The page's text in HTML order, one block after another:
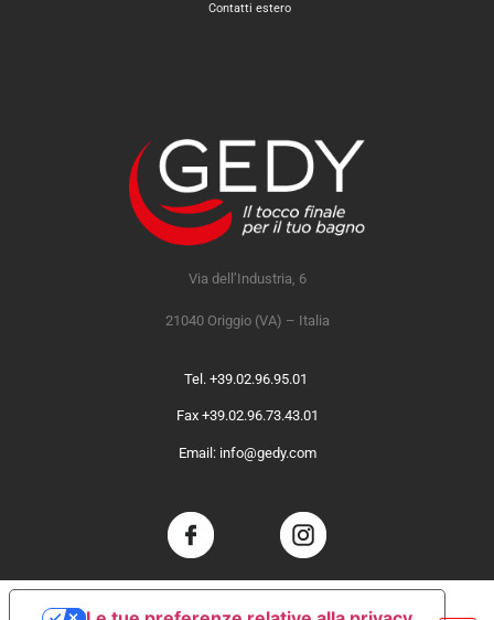
Contatti estero
Via dell’Industria, 6
21040 Origgio (VA) – Italia
Tel. +39.02.96.95.01
Fax +39.02.96.73.43.01
Email: info@gedy.com